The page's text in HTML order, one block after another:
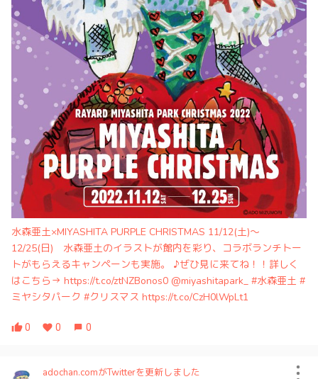
水森亜土×MIYASHITA PURPLE CHRISTMAS 11/12(土)～
12/25(日) 水森亜土のイラストが館内を彩り、コラボランチトー
トがもらえるキャンペーンも実施。 ♪ぜひ見に来てね！！詳しく
はこちら→ https://t.co/ztNZBonos0 @miyashitapark_ #水森亜土 #
ミヤシタパーク #クリスマス https://t.co/CzH0lWpLt1
0 0 0
adochan.comがTwitterを更新しました